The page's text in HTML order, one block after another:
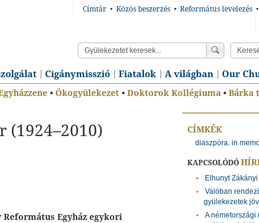
Címtár • Közös beszerzés • Református levelezés •
Cigánymisszió Fiatalok A világban Our
• Ökogyülekezet • Doktorok Kollégiuma • Bárka
(1924–2010)
Református Egyház egykori
CÍMKÉK
diaszpóra, in
KAPCSOLÓDÓ
Elhunyt
Valóban
gyülekezetek
A németországi